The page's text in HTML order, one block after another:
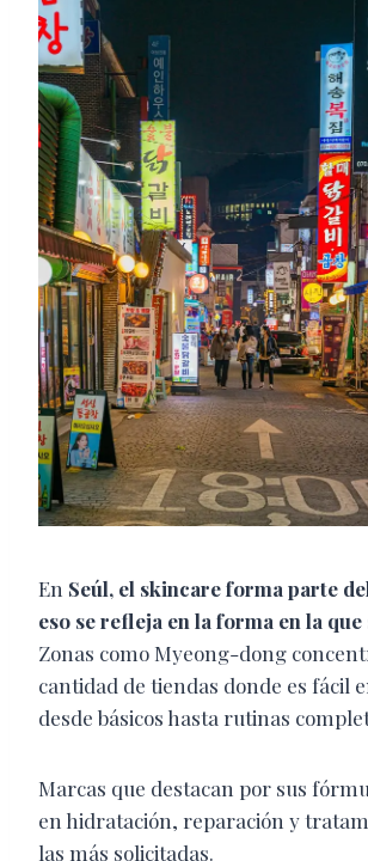
En Seúl, el skincare forma parte
eso se refleja en la forma en la
Zonas como Myeong-dong
cantidad de tiendas donde es fácil
desde básicos hasta rutinas
Marcas que destacan por sus
en hidratación, reparación y
las más solicitadas.